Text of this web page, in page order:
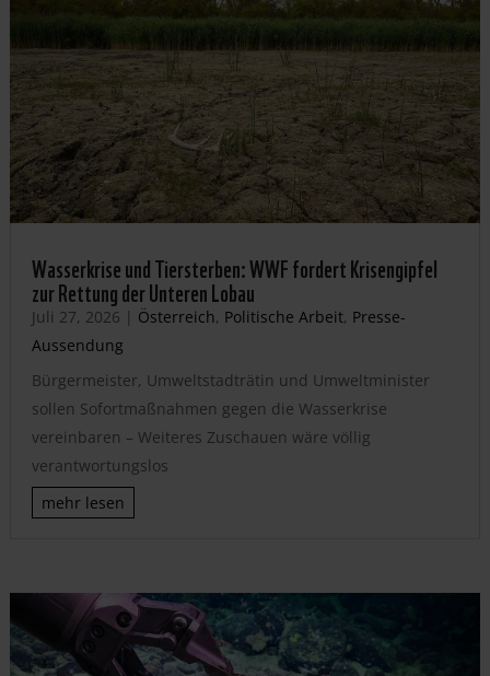
Wasserkrise und Tiersterben: WWF fordert Krisengipfel
zur Rettung der Unteren Lobau
Juli 27, 2026 | Österreich, Politische Arbeit, Presse-
Aussendung
Bürgermeister, Umweltstadträtin und Umweltminister
sollen Sofortmaßnahmen gegen die Wasserkrise
vereinbaren – Weiteres Zuschauen wäre völlig
verantwortungslos
mehr lesen